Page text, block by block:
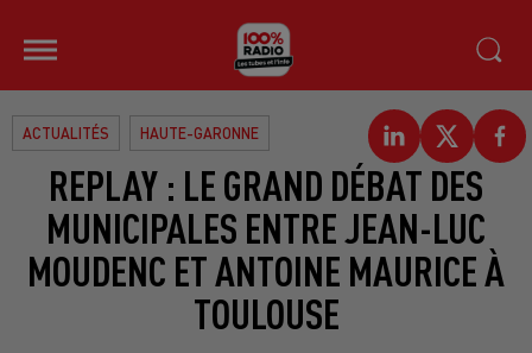
ACTUALITÉS HAUTE-GARONNE
REPLAY : LE GRAND DÉBAT DES
MUNICIPALES ENTRE JEAN-LUC
MOUDENC ET ANTOINE MAURICE À
TOULOUSE